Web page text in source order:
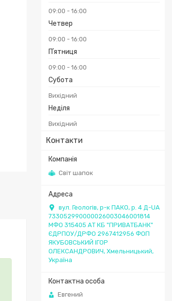
09:00 16:00
Четвер
09:00 16:00
Пʼятниця
09:00 16:00
Субота
Вихідний
Неділя
Вихідний
Контакти
Світ шапок
вул. Геологів, р-к ПАКО, р. 4 Д-UA
733052990000026003046001814
МФО 315405 АТ КБ "ПРИВАТБАНК"
ЄДРПОУ/ДРФО 2967412956 ФОП
ЯКУБОВСЬКИЙ ІГОР
ОЛЕКСАНДРОВИЧ, Хмельницький,
Україна
Евгений